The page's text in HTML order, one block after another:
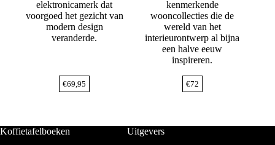
elektronicamerk dat
voorgoed het gezicht van
modern design
veranderde.
€69,95
kenmerkende
wooncollecties die de
wereld van het
interieurontwerp al bijna
een halve eeuw
inspireren.
€72
Koffietafelboeken
Uitgevers